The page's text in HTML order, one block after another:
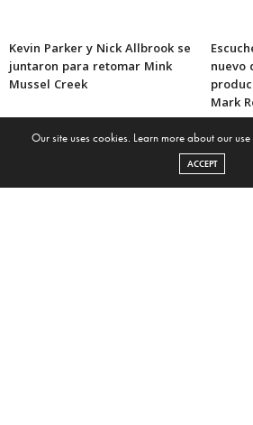
Kevin Parker y Nick Allbrook se
juntaron para retomar Mink
Mussel Creek
nuevo
Mark
Our site uses cookies. Learn more about our
ACCEPT